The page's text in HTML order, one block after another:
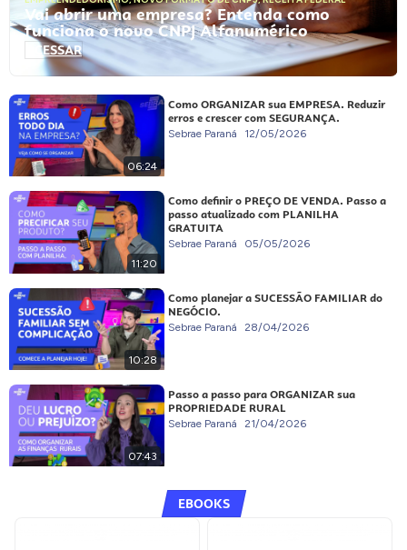
Vai abrir uma empresa? Entenda como
funciona o novo CNPJ Alfanumérico
ACESSAR
06:24
Como ORGANIZAR sua EMPRESA. Reduzir
erros e crescer com SEGURANÇA.
Sebrae Paraná 12/05/2026
11:20
Como definir o PREÇO DE VENDA. Passo a
passo atualizado com PLANILHA
GRATUITA
Sebrae Paraná 05/05/2026
10:28
Como planejar a SUCESSÃO FAMILIAR do
NEGÓCIO.
Sebrae Paraná 28/04/2026
07:43
Passo a passo para ORGANIZAR sua
PROPRIEDADE RURAL
Sebrae Paraná 21/04/2026
EBOOKS